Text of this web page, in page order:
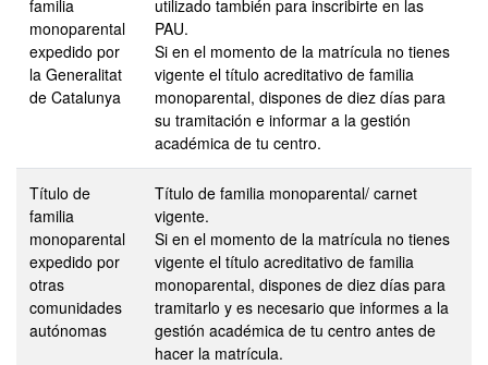
familia
monoparental
expedido por
la Generalitat
de Catalunya
utilizado también para inscribirte en las
PAU.
Si en el momento de la matrícula no tienes
vigente el título acreditativo de familia
monoparental, dispones de diez días para
su tramitación e informar a la gestión
académica de tu centro.
Título de
familia
monoparental
expedido por
otras
comunidades
autónomas
Título de familia monoparental/ carnet
vigente.
Si en el momento de la matrícula no tienes
vigente el título acreditativo de familia
monoparental, dispones de diez días para
tramitarlo y es necesario que informes a la
gestión académica de tu centro antes de
hacer la matrícula.